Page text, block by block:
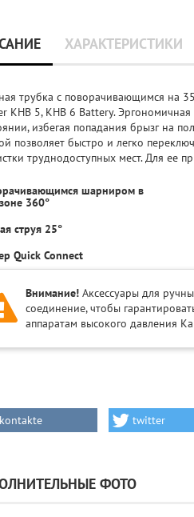
ХАРАКТЕРИСТИКИ
трубка с поворачивающимся на
KHB 5, KHB 6 Battery.
избегая попадания брызг на
позволяет быстро и легко
труднодоступных мест. Для ее
шарниром в
360°
струя 25°
Quick Connect
Внимание! Аксессуары для
соединение, чтобы
аппаратам высокого давления
twitter
ФОТО